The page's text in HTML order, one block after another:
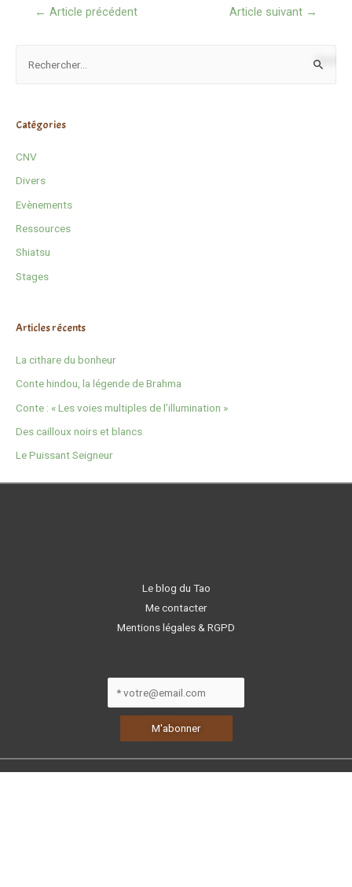
← Article précédent Article suivant →
Catégories
CNV
Divers
Evènements
Ressources
Shiatsu
Stages
Articles récents
La cithare du bonheur
Conte hindou, la légende de Brahma
Conte : « Les voies multiples de l’illumination »
Des cailloux noirs et blancs
Le Puissant Seigneur
Le blog du Tao
Me contacter
Mentions légales & RGPD